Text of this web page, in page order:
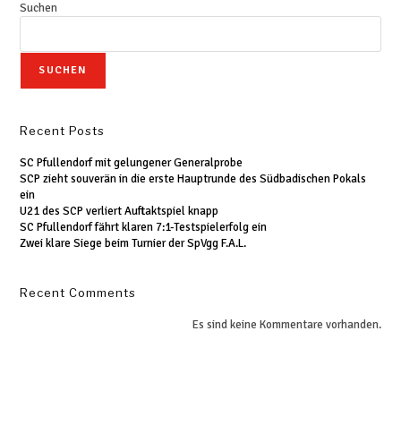
Suchen
SUCHEN
Recent Posts
SC Pfullendorf mit gelungener Generalprobe
SCP zieht souverän in die erste Hauptrunde des Südbadischen Pokals
ein
U21 des SCP verliert Auftaktspiel knapp
SC Pfullendorf fährt klaren 7:1-Testspielerfolg ein
Zwei klare Siege beim Turnier der SpVgg F.A.L.
Recent Comments
Es sind keine Kommentare vorhanden.